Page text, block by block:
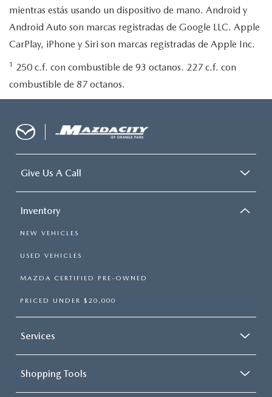
mientras estás usando un dispositivo de mano. Android y
Android Auto son marcas registradas de Google LLC. Apple
CarPlay, iPhone y Siri son marcas registradas de Apple Inc.
1 250 c.f. con combustible de 93 octanos. 227 c.f. con
combustible de 87 octanos.
Give Us A Call
Inventory
NEW VEHICLES
USED VEHICLES
MAZDA CERTIFIED PRE-OWNED
PRICED UNDER $20,000
Services
Shopping Tools